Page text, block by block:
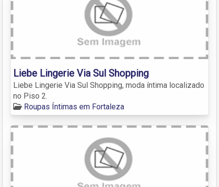
Liebe Lingerie Via Sul Shopping
Liebe Lingerie Via Sul Shopping, moda íntima localizado
no Piso 2.
Roupas Íntimas em Fortaleza